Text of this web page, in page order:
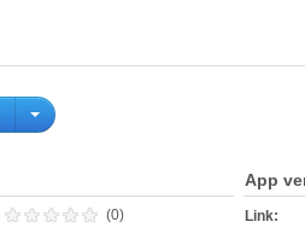
(0)
App
Link: